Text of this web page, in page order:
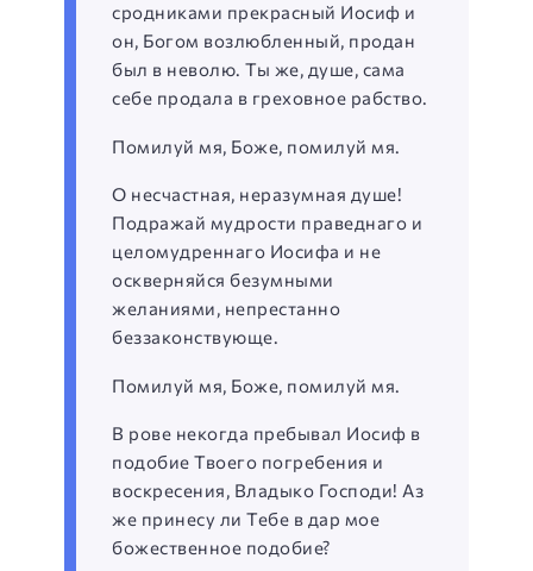
сродниками прекрасный Иосиф и
он, Богом возлюбленный, продан
был в неволю. Ты же, душе, сама
себе продала в греховное рабство.
Помилуй мя, Боже, помилуй мя.
О несчастная, неразумная душе!
Подражай мудрости праведнаго и
целомудреннаго Иосифа и не
оскверняйся безумными
желаниями, непрестанно
беззаконствующе.
Помилуй мя, Боже, помилуй мя.
В рове некогда пребывал Иосиф в
подобие Твоего погребения и
воскресения, Владыко Господи! Аз
же принесу ли Тебе в дар мое
божественное подобие?